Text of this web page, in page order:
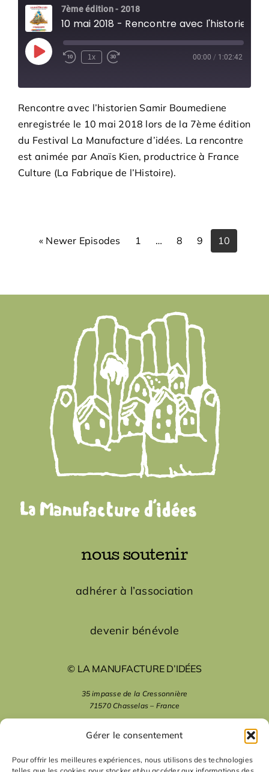
Gérer le consentement
Pour offrir les meilleures expériences, nous utilisons des technologies
7ème édition - 2018
Play
Episode
1x 00:00 / 1:02:42
Rencontre avec l’historien Samir Boumediene
enregistrée le 10 mai 2018 lors de la 7ème édition
du Festival La Manufacture d’idées. La rencontre
est animée par Anaïs Kien, productrice à France
Culture (La Fabrique de l’Histoire).
« Newer Episodes 1 … 8 9 10
nous soutenir
adhérer à l’association
devenir bénévole
© LA MANUFACTURE D’IDÉES
35 impasse de la Cressonnière
71570 Chasselas – France
mentions légales